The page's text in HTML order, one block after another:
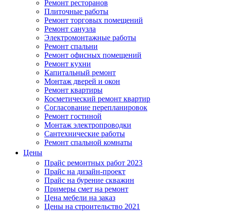
Ремонт ресторанов
Плиточные работы
Ремонт торговых помещений
Ремонт санузла
Электромонтажные работы
Ремонт спальни
Ремонт офисных помещений
Ремонт кухни
Капитальный ремонт
Монтаж дверей и окон
Ремонт квартиры
Косметический ремонт квартир
Согласование перепланировок
Ремонт гостиной
Монтаж электропроводки
Сантехнические работы
Ремонт спальной комнаты
Цены
Прайс ремонтных работ 2023
Прайс на дизайн-проект
Прайс на бурение скважин
Примеры смет на ремонт
Цена мебели на заказ
Цены на строительство 2021